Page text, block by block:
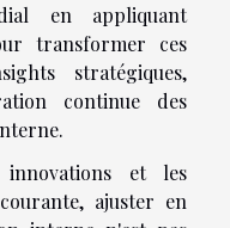
en appliquant
transformer ces
stratégiques,
continue des
et les
ajuster en